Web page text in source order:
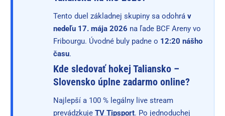
Tento duel základnej skupiny sa odohrá v
nedeľu 17. mája 2026 na ľade BCF Areny vo
Fribourgu. Úvodné buly padne o 12:20 nášho
času.
Kde sledovať hokej Taliansko –
Slovensko úplne zadarmo online?
Najlepší a 100 % legálny live stream
prevádzkuje TV Tipsport. Po jednoduchej